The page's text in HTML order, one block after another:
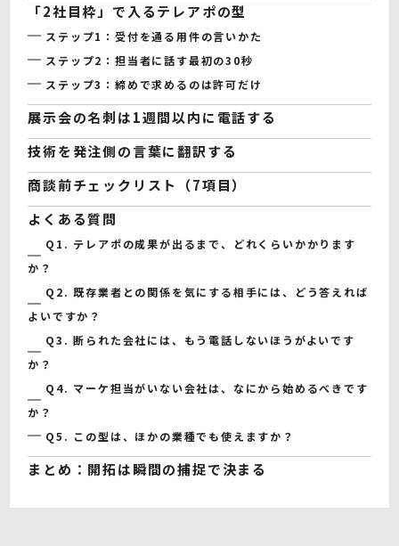
「2社目枠」で入るテレアポの型
ステップ1：受付を通る用件の言いかた
ステップ2：担当者に話す最初の30秒
ステップ3：締めで求めるのは許可だけ
展示会の名刺は1週間以内に電話する
技術を発注側の言葉に翻訳する
商談前チェックリスト（7項目）
よくある質問
Q1. テレアポの成果が出るまで、どれくらいかかります
か？
Q2. 既存業者との関係を気にする相手には、どう答えれば
よいですか？
Q3. 断られた会社には、もう電話しないほうがよいです
か？
Q4. マーケ担当がいない会社は、なにから始めるべきです
か？
Q5. この型は、ほかの業種でも使えますか？
まとめ：開拓は瞬間の捕捉で決まる